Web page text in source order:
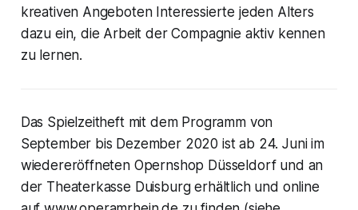
kreativen Angeboten Interessierte jeden Alters
dazu ein, die Arbeit der Compagnie aktiv kennen
zu lernen.
Das Spielzeitheft mit dem Programm von
September bis Dezember 2020 ist ab 24. Juni im
wiedereröffneten Opernshop Düsseldorf und an
der Theaterkasse Duisburg erhältlich und online